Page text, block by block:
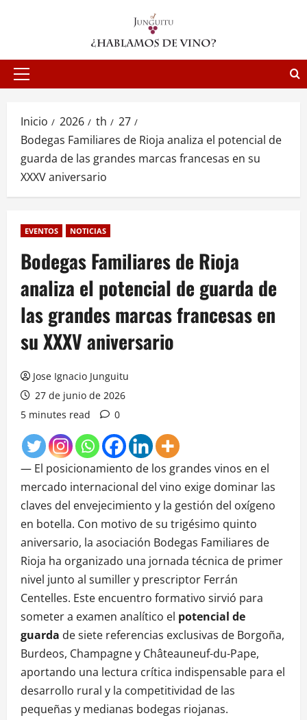
Menú
Inicio 2026 th
27
Bodegas Familiares de Rioja analiza el potencial de
guarda de las grandes marcas francesas en su
XXXV aniversario
EVENTOS NOTICIAS
Bodegas Familiares de Rioja
analiza el potencial de guarda de
las grandes marcas francesas en
su XXXV aniversario
Jose Ignacio Junguitu
27 de junio de 2026
5 minutes read
0
— El posicionamiento de los grandes vinos en el
mercado internacional del vino exige dominar las
claves del envejecimiento y la gestión del oxígeno
en botella. Con motivo de su trigésimo quinto
aniversario, la asociación Bodegas Familiares de
Rioja ha organizado una jornada técnica de primer
nivel junto al sumiller y prescriptor Ferrán
Centelles. Este encuentro formativo sirvió para
someter a examen analítico el potencial de
guarda de siete referencias exclusivas de Borgoña,
Burdeos, Champagne y Châteauneuf-du-Pape,
aportando una lectura crítica indispensable para el
desarrollo rural y la competitividad de las
pequeñas y medianas bodegas riojanas.